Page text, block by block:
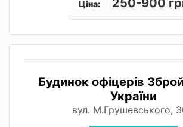
Ціна: 250-900
Будинок офіцерів
України
вул. М.Грушевського,